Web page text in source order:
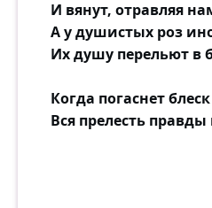
И вянут, отравляя
А у душистых роз
Их душу перельют в
Когда погаснет
Вся прелесть правды